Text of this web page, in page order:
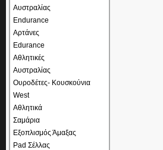
Αυστραλίας
Endurance
Αρτάνες
Edurance
Αθλητικές
Αυστραλίας
Ουροδέτες- Κουσκούνια
West
Αθλητικά
Σαμάρια
Εξοπλισμός Άμαξας
Pad Σέλλας